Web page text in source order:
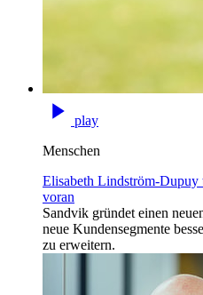
play
Menschen
Elisabeth Lindström-Dupuy
voran
Sandvik gründet einen
neue Kundensegmente
zu erweitern.